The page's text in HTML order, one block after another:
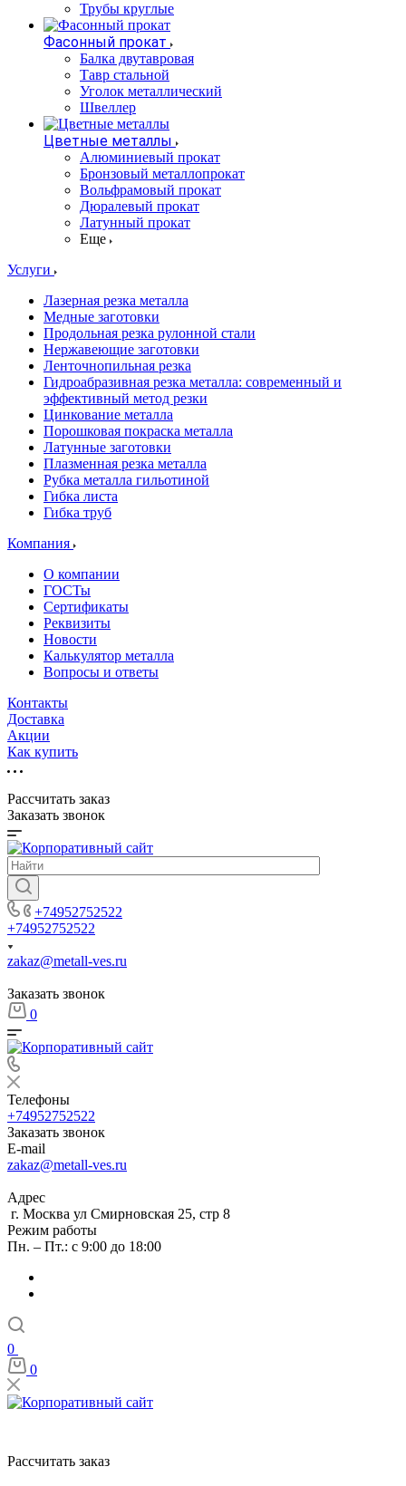
Трубы круглые
Фасонный прокат
Балка двутавровая
Тавр стальной
Уголок металлический
Швеллер
Цветные металлы
Алюминиевый прокат
Бронзовый металлопрокат
Вольфрамовый прокат
Дюралевый прокат
Латунный прокат
Еще
Услуги
Лазерная резка металла
Медные заготовки
Продольная резка рулонной стали
Нержавеющие заготовки
Ленточнопильная резка
Гидроабразивная резка металла: современный и
эффективный метод резки
Цинкование металла
Порошковая покраска металла
Латунные заготовки
Плазменная резка металла
Рубка металла гильотиной
Гибка листа
Гибка труб
Компания
О компании
ГОСТы
Сертификаты
Реквизиты
Новости
Калькулятор металла
Вопросы и ответы
Контакты
Доставка
Акции
Как купить
Рассчитать заказ
Заказать звонок
+74952752522
+74952752522
zakaz@metall-ves.ru
Заказать звонок
0
Телефоны
+74952752522
Заказать звонок
E-mail
zakaz@metall-ves.ru
Адрес
г. Москва ул Смирновская 25, стр 8
Режим работы
Пн. – Пт.: с 9:00 до 18:00
0
0
Рассчитать заказ